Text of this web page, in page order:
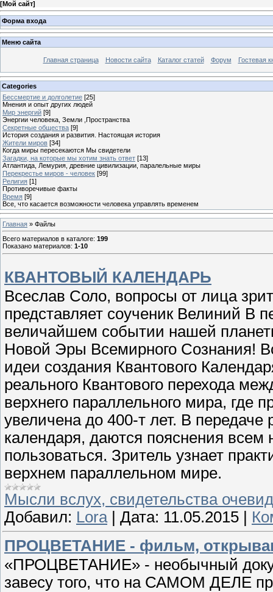
[Мой сайт]
Форма входа
Меню сайта
Главная страница Новости сайта Каталог статей Форум Гостевая
Categories
Бессмертие и долголетие [25]
Мнения и опыт других людей
Мир энергий [9]
Энергии человека, Земли ,Пространства
Секретные общества [9]
История создания и развития. Настоящая история
Жители миров [34]
Когда миры пересекаются Мы свидетели
Загадки, на которые мы хотим знать ответ [13]
Атлантида, Лемурия, древние цивилизации, паралельные миры
Перекрестье миров - человек [99]
Религия [1]
Противоречивые факты
Время [9]
Все, что касается возможности человека управлять временем
Главная » Файлы
Всего материалов в каталоге: 199
Показано материалов: 1-10
КВАНТОВЫЙ КАЛЕНДАРЬ
Всеслав Соло, вопросы от лица
представляет соученик Велиний В
величайшем событии нашей
Новой Эры Всемирного Сознания!
идеи создания Квантового
реального Квантового перехода
верхнего параллельного мира, где
увеличена до 400-т лет. В передаче
календаря, даются пояснения всем
пользоваться. Зритель узнает
верхнем параллельном мире.
Мысли вслух, свидетельства
Добавил: Lora| Дата: 11.05.2015 |
ПРОЦВЕТАНИЕ - фильм,
«ПРОЦВЕТАНИЕ» - необычный
завесу того, что на САМОМ ДЕЛЕ